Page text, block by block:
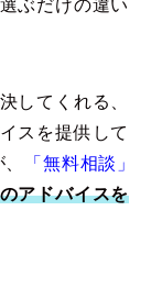
ぶだけの違い
してくれる、
スを提供して
「無料相談」
アドバイスを